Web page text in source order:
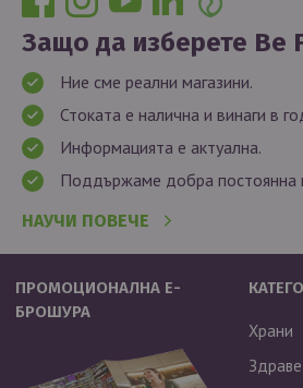
Защо да изберете Be
Ние сме реални магазини.
Стоката е налична и винаги в
Информацията е актуална.
Поддържаме добра постоянна
НАУЧИ ПОВЕЧЕ
ПРОМОЦИОНАЛНА Е-
БРОШУРА
Храни
Здраве